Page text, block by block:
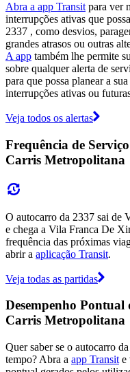
Abra a app Transit para ver
interrupções ativas que
2337 , como desvios,
grandes atrasos ou outras
A app também lhe permite
sobre qualquer alerta de
para que possa planear a
interrupções ativas ou
Veja todos os alertas
Frequência de
Carris Metropolitana
O autocarro da 2337 sai de
e chega a Vila Franca De
frequência das próximas
abrir a aplicação Transit.
Veja todas as partidas
Desempenho
Carris Metropolitana
Quer saber se o autocarro
tempo? Abra a app Transit e